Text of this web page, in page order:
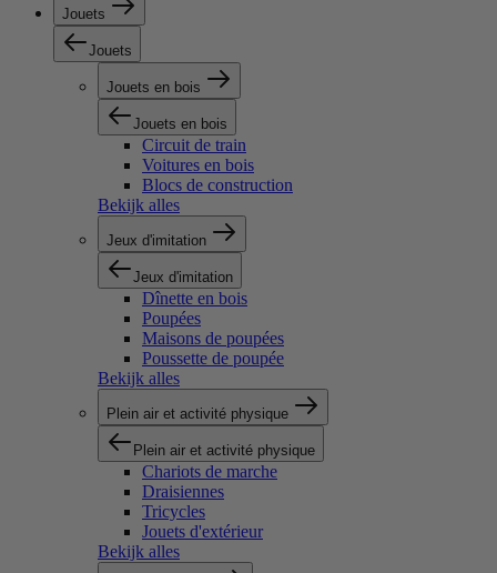
Jouets
Jouets
Jouets en bois
Jouets en bois
Circuit de train
Voitures en bois
Blocs de construction
Bekijk alles
Jeux d'imitation
Jeux d'imitation
Dînette en bois
Poupées
Maisons de poupées
Poussette de poupée
Bekijk alles
Plein air et activité physique
Plein air et activité physique
Chariots de marche
Draisiennes
Tricycles
Jouets d'extérieur
Bekijk alles